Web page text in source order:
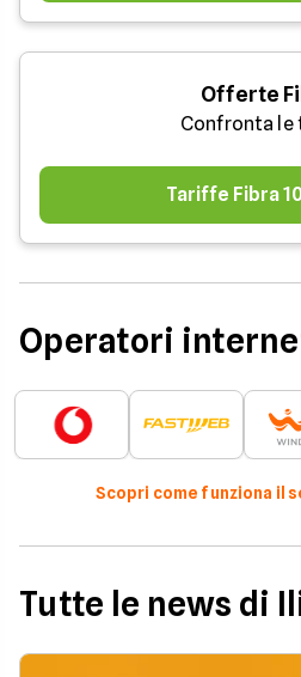
Offerte
Confronta
Tariffe Fibra
Operatori
Scopri come funziona il
Tutte le news di